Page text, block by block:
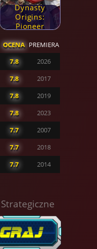
Dynasty
Origins:
Pioneer
OCENA PREMIERA
7.8 2026
7.8 2017
7.8 2019
7.8 2023
7.7 2007
7.7 2018
7.7 2014
Strategiczne